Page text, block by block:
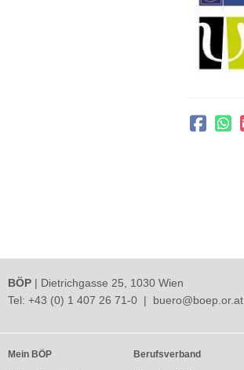
BÖP | Dietrichgasse 25, 1030 Wien
Tel: +43 (0) 1 407 26 71-0 | buero@boep.or.at
Mein BÖP
Berufsverband